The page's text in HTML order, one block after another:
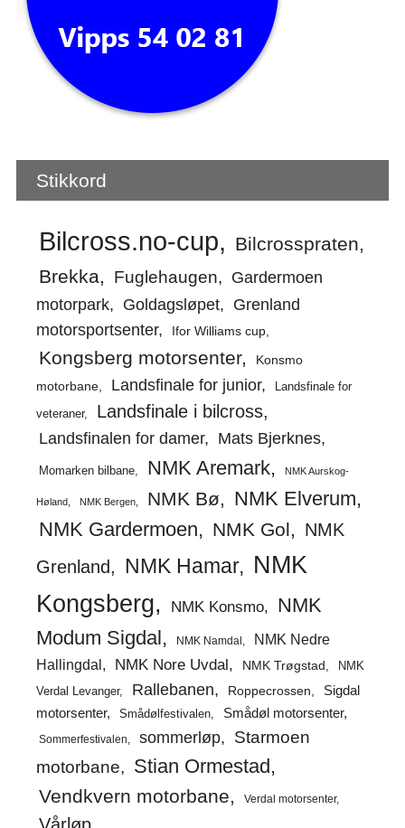
Stikkord
Bilcross.no-cup
Bilcrosspraten
Brekka
Fuglehaugen
Gardermoen
motorpark
Goldagsløpet
Grenland
motorsportsenter
Ifor Williams cup
Kongsberg motorsenter
Konsmo
motorbane
Landsfinale for junior
Landsfinale for
veteraner
Landsfinale i bilcross
Landsfinalen for damer Mats Bjerknes
Momarken bilbane NMK Aremark NMK Aurskog-
Høland NMK Bergen NMK Bø NMK Elverum
NMK Gardermoen NMK Gol
NMK
Grenland
NMK Hamar
NMK
Kongsberg
NMK Konsmo
NMK
Modum Sigdal
NMK Namdal
NMK Nedre
Hallingdal
NMK Nore Uvdal NMK Trøgstad
NMK
Verdal Levanger
Rallebanen Roppecrossen
Sigdal
motorsenter
Smådølfestivalen Smådøl motorsenter
Sommerfestivalen sommerløp
Starmoen
motorbane
Stian Ormestad
Vendkvern motorbane Verdal motorsenter